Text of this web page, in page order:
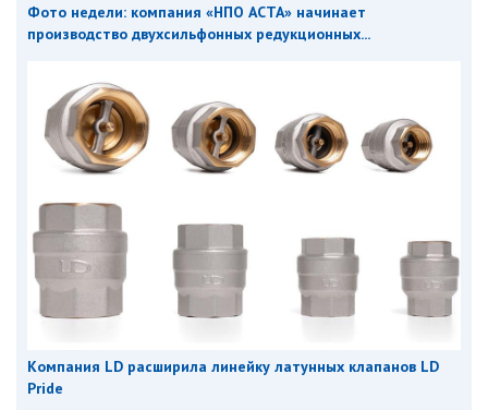
Фото недели: компания «НПО АСТА» начинает
производство двухсильфонных редукционных...
Компания LD расширила линейку латунных клапанов LD
Pride